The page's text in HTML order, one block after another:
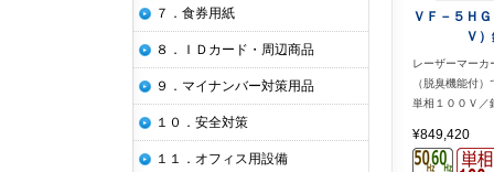
ＶＦ－５Ｈ
Ｖ
レーザーマーカ
（脱臭機能付
単相１００Ｖ／
¥849,420
７．食券用紙
８．ＩＤカード・周辺商品
９．マイナンバー対策用品
１０．安全対策
１１．オフィス用設備